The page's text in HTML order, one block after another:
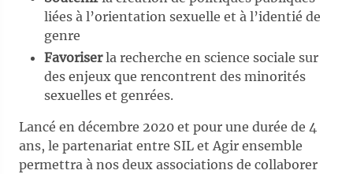
liées à l’orientation sexuelle et à l’identié de
genre
Favoriserla recherche en science sociale sur
des enjeux que rencontrent des minorités
sexuelles et genrées.
Lancé en décembre 2020 et pour une durée de 4
ans, le partenariat entre SIL et Agir ensemble
permettra à nos deux associations de collaborer